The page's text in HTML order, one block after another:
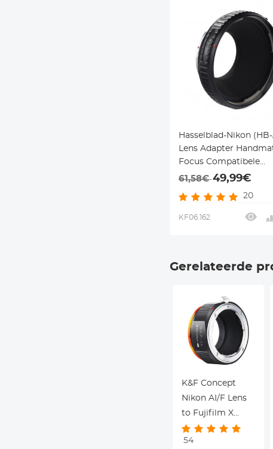
Hasselblad-Nikon (HB-
Lens Adapter
Focus Compatibele
Hasselblad Lenzen voor
61,58€49,99€
20
KF06.162
Gerelateerde
K&F Concept
Nikon AI/F Lens
to Fujifilm X
Mount Adapter
54